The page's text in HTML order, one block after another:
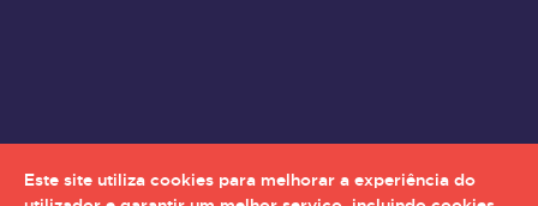
Este site utiliza cookies para melhorar a experiência do